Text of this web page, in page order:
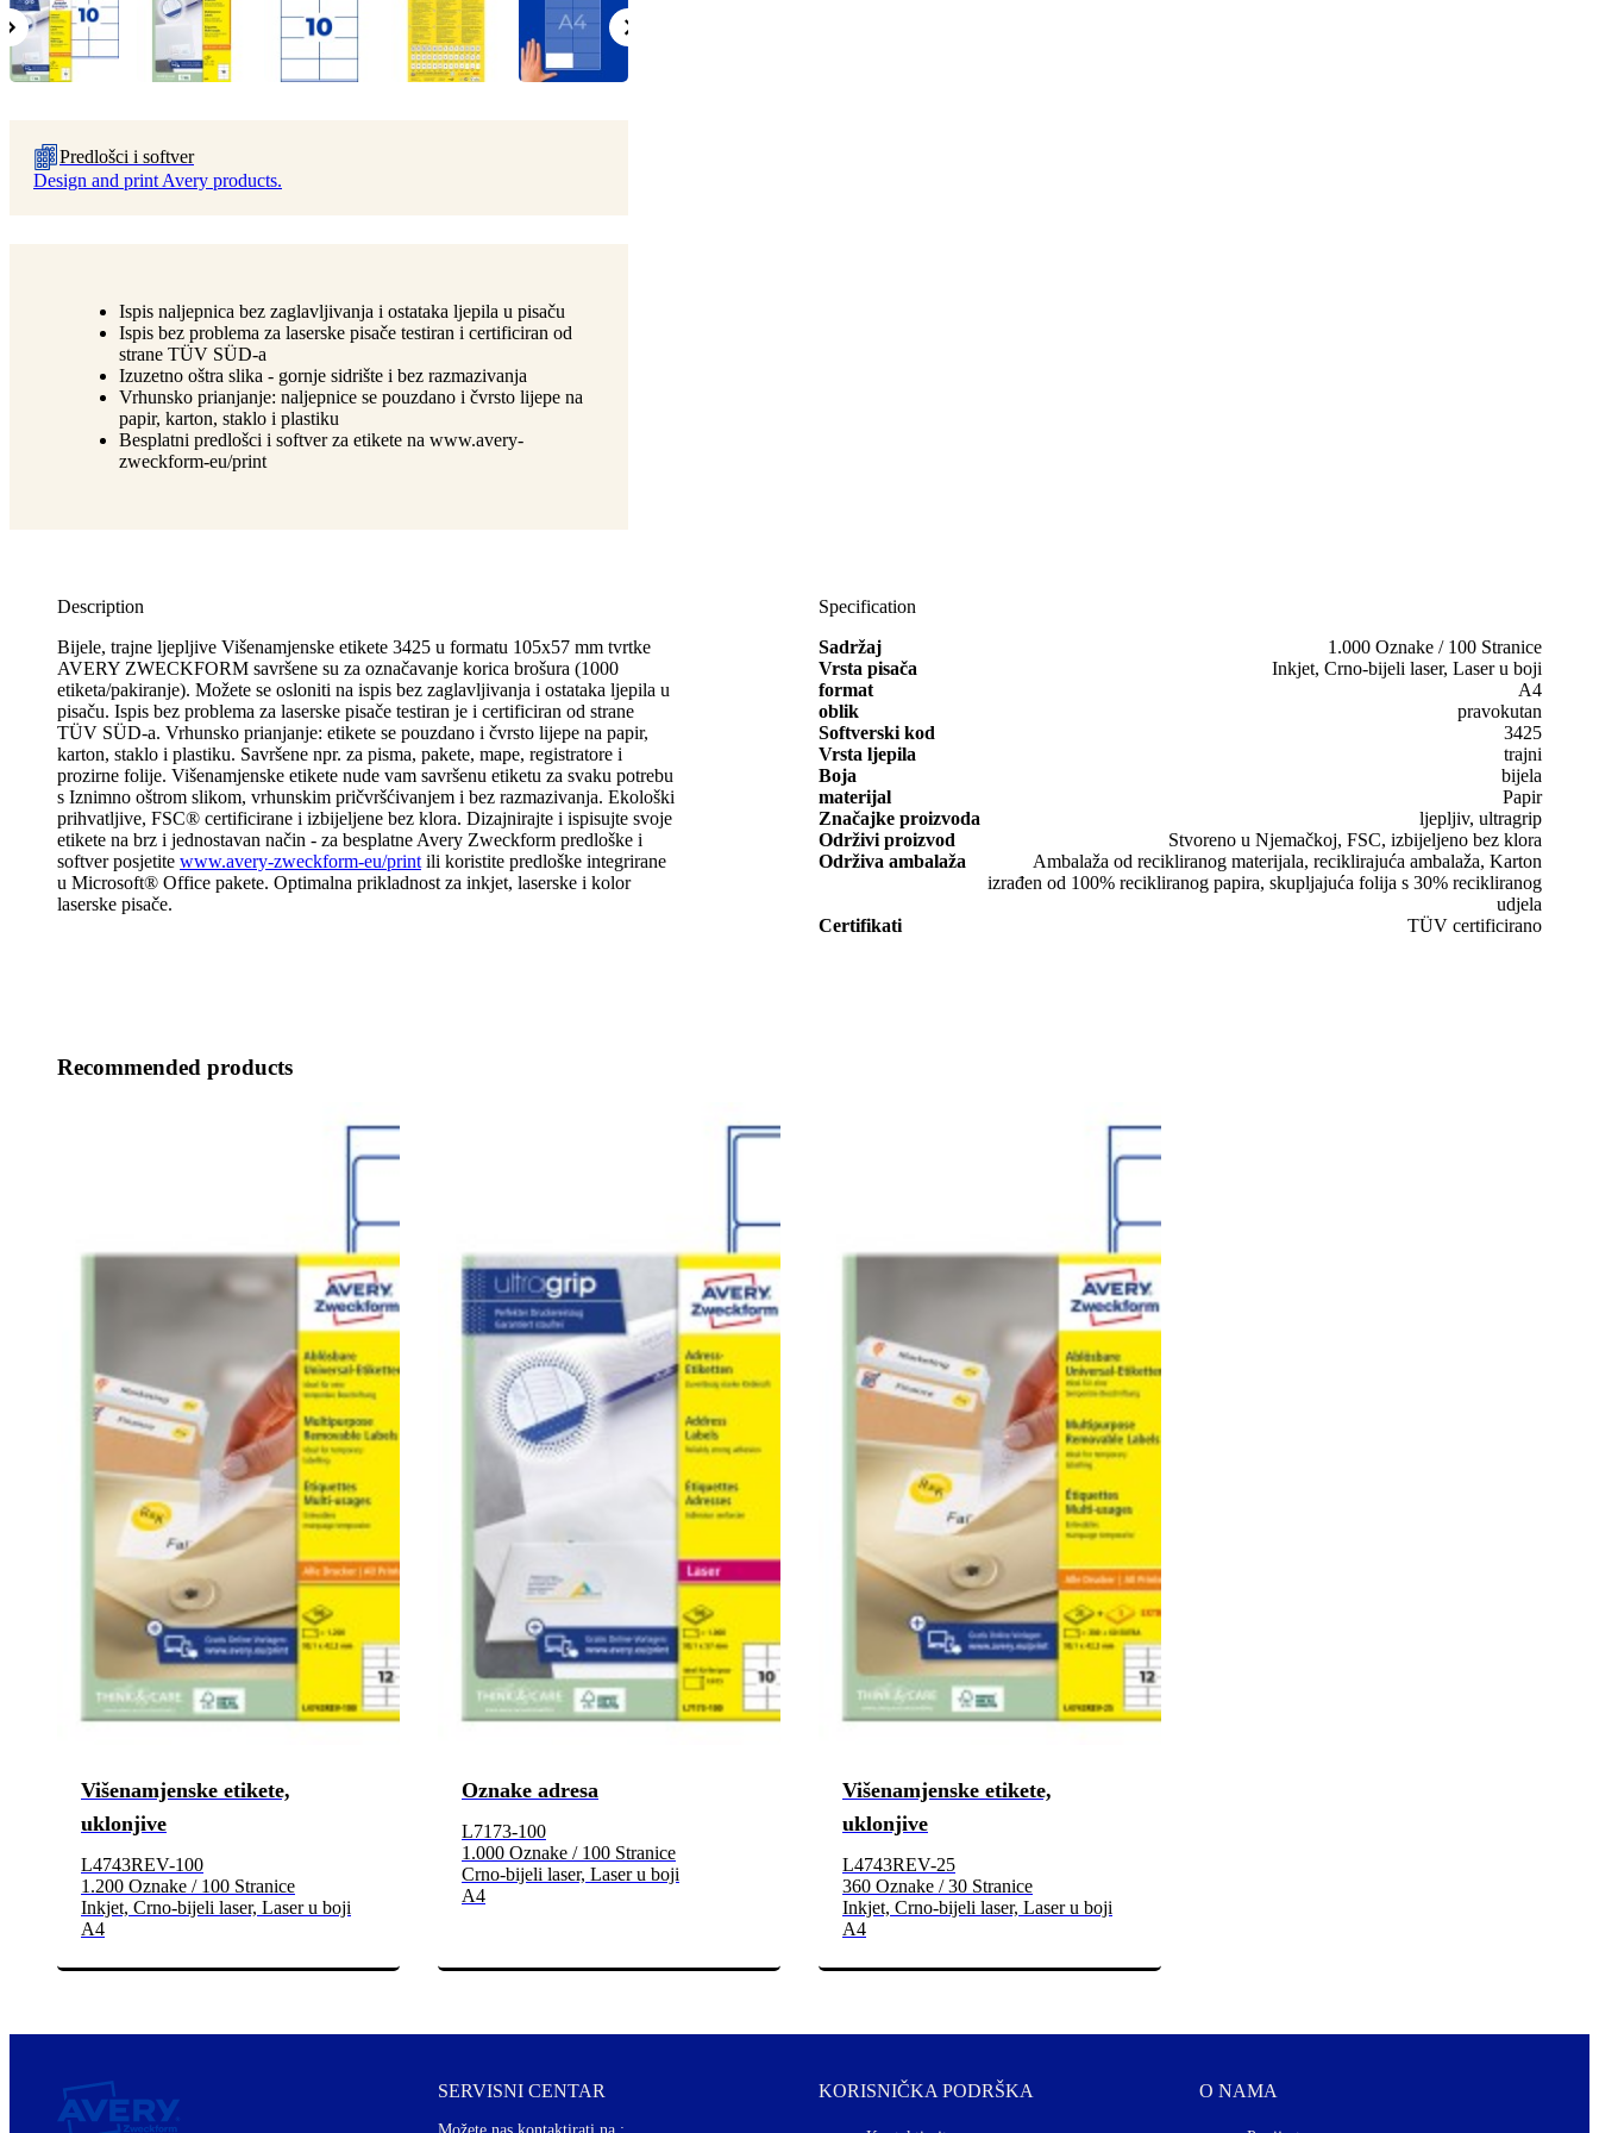
Predlošci i softver
Design and print Avery products.
Ispis naljepnica bez zaglavljivanja i ostataka ljepila u pisaču
Ispis bez problema za laserske pisače testiran i certificiran od
strane TÜV SÜD-a
Izuzetno oštra slika - gornje sidrište i bez razmazivanja
Vrhunsko prianjanje: naljepnice se pouzdano i čvrsto lijepe na
papir, karton, staklo i plastiku
Besplatni predlošci i softver za etikete na www.avery-
zweckform-eu/print
Description
Bijele, trajne ljepljive Višenamjenske etikete 3425 u formatu 105x57 mm tvrtke
AVERY ZWECKFORM savršene su za označavanje korica brošura (1000
etiketa/pakiranje). Možete se osloniti na ispis bez zaglavljivanja i ostataka ljepila u
pisaču. Ispis bez problema za laserske pisače testiran je i certificiran od strane
TÜV SÜD-a. Vrhunsko prianjanje: etikete se pouzdano i čvrsto lijepe na papir,
karton, staklo i plastiku. Savršene npr. za pisma, pakete, mape, registratore i
prozirne folije. Višenamjenske etikete nude vam savršenu etiketu za svaku potrebu
s Iznimno oštrom slikom, vrhunskim pričvršćivanjem i bez razmazivanja. Ekološki
prihvatljive, FSC® certificirane i izbijeljene bez klora. Dizajnirajte i ispisujte svoje
etikete na brz i jednostavan način - za besplatne Avery Zweckform predloške i
softver posjetite www.avery-zweckform-eu/print ili koristite predloške integrirane
u Microsoft® Office pakete. Optimalna prikladnost za inkjet, laserske i kolor
laserske pisače.
Specification
Sadržaj
1.000 Oznake / 100 Stranice
Vrsta pisača
Inkjet, Crno-bijeli laser, Laser u boji
format
A4
oblik
pravokutan
Softverski kod
3425
Vrsta ljepila
trajni
Boja
bijela
materijal
Papir
Značajke proizvoda
ljepljiv, ultragrip
Održivi proizvod
Stvoreno u Njemačkoj, FSC, izbijeljeno bez klora
Održiva ambalaža
Ambalaža od recikliranog materijala, reciklirajuća ambalaža, Karton
izrađen od 100% recikliranog papira, skupljajuća folija s 30% recikliranog
udjela
Certifikati
TÜV certificirano
Recommended products
Višenamjenske etikete,
uklonjive
L4743REV-100
1.200 Oznake / 100 Stranice
Inkjet, Crno-bijeli laser, Laser u boji
A4
Oznake adresa
L7173-100
1.000 Oznake / 100 Stranice
Crno-bijeli laser, Laser u boji
A4
Višenamjenske etikete,
uklonjive
L4743REV-25
360 Oznake / 30 Stranice
Inkjet, Crno-bijeli laser, Laser u boji
A4
SERVISNI CENTAR KORISNIČKA PODRŠKA O NAMA